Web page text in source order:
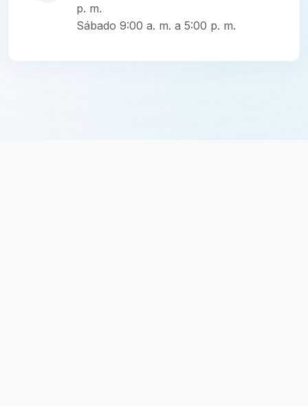
p. m.
Sábado 9:00 a. m. a 5:00 p. m.